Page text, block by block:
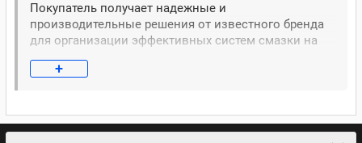
Покупатель получает надежные и
производительные решения от известного бренда
для организации эффективных систем смазки на
промышленных предприятиях и в сервисных
центрах.
различных модификациях, включая
пневматические, электрические и ножные модели.
+